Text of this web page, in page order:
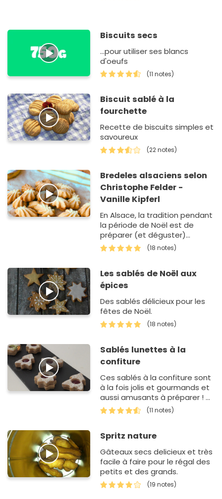
Biscuits secs
...pour utiliser ses blancs
d'oeufs
(11 notes)
Biscuit sablé à la
fourchette
Recette de biscuits simples et
savoureux
(22 notes)
Bredeles alsaciens selon
Christophe Felder -
Vanille Kipferl
En Alsace, la tradition pendant
la période de Noël est de
préparer (et déguster)
différentes sortes de bredeles
(petits gâteaux).. nous allons
(18 notes)
Les sablés de Noël aux
épices
Des sablés délicieux pour les
fêtes de Noël.
(18 notes)
Sablés lunettes à la
confiture
Ces sablés à la confiture sont
à la fois jolis et gourmands et
aussi amusants à préparer ! A
déguster à l'heure du…
(11 notes)
Spritz nature
Gâteaux secs delicieux et très
facile à faire pour le régal des
petits et des grands.
(19 notes)